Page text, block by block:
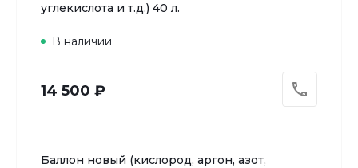
углекислота и т.д.) 40 л.
В наличии
14 500 ₽
Баллон новый (кислород, аргон, азот,